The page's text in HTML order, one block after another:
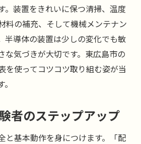
。装置をきれいに保つ清掃、温度
料の補充、そして機械メンテナン
半導体の装置は少しの変化でも敏
な気づきが大切です。東広島市の
を使ってコツコツ取り組む姿が当
者のステップアップ
と基本動作を身につけます。「配